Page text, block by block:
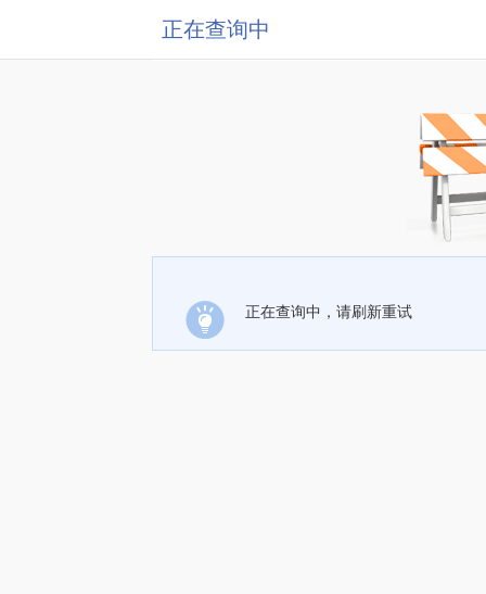
正在查询中
正在查询中，请刷新重试